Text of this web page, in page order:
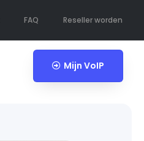
FAQ Reseller worden
Mijn VoIP